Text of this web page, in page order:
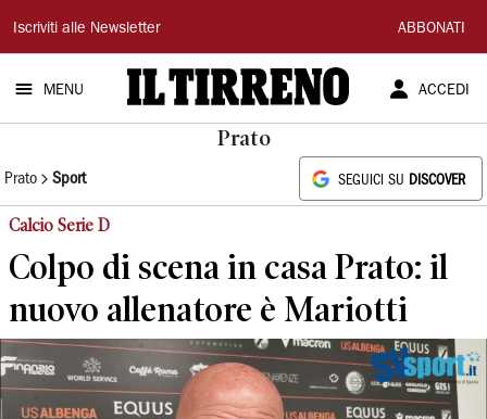
Il
Tirreno
Iscriviti alle Newsletter ABBONATI
MENU ACCEDI
Prato
Prato Sport SEGUICI SU DISCOVER
Calcio Serie D
Colpo di scena in casa Prato: il
nuovo allenatore è Mariotti